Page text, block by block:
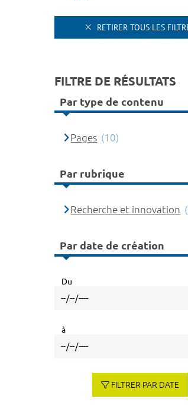
RETIRER TOUS LES
FILTRE DE RÉSULTATS
Par type de contenu
Pages (10)
Par rubrique
Recherche et innovation
Par date de création
Du
à
FILTRER PAR DATE